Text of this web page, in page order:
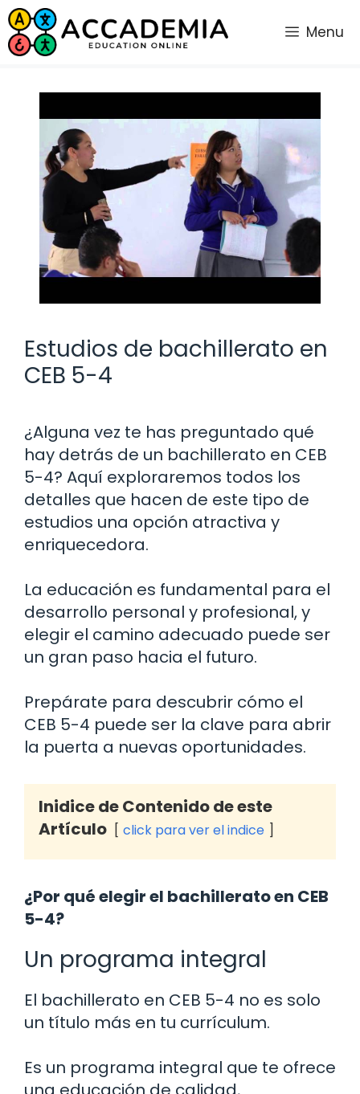
Saltar
al
contenido
Menu
Estudios de bachillerato en
CEB 5-4
¿Alguna vez te has preguntado qué
hay detrás de un bachillerato en CEB
5-4? Aquí exploraremos todos los
detalles que hacen de este tipo de
estudios una opción atractiva y
enriquecedora.
La educación es fundamental para el
desarrollo personal y profesional, y
elegir el camino adecuado puede ser
un gran paso hacia el futuro.
Prepárate para descubrir cómo el
CEB 5-4 puede ser la clave para abrir
la puerta a nuevas oportunidades.
Inidice de Contenido de este
Artículo
click para ver el indice
¿Por qué elegir el bachillerato en CEB
5-4?
Un programa integral
El bachillerato en CEB 5-4 no es solo
un título más en tu currículum.
Es un programa integral que te ofrece